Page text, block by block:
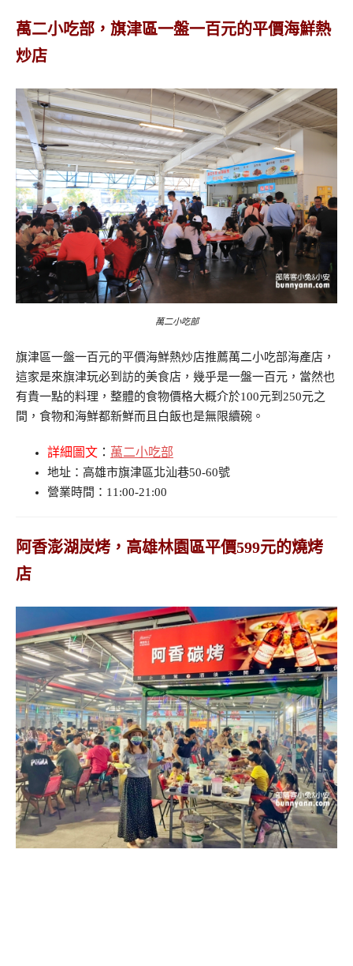
萬二小吃部，旗津區一盤一百元的平價海鮮熱
炒店
萬二小吃部
旗津區一盤一百元的平價海鮮熱炒店推薦萬二小吃部海產店，
這家是來旗津玩必到訪的美食店，幾乎是一盤一百元，當然也
有貴一點的料理，整體的食物價格大概介於100元到250元之
間，食物和海鮮都新鮮而且白飯也是無限續碗。
詳細圖文 ： 萬二小吃部
地址：高雄市旗津區北汕巷50-60號
營業時間：11:00-21:00
阿香澎湖炭烤，高雄林園區平價599元的燒烤
店